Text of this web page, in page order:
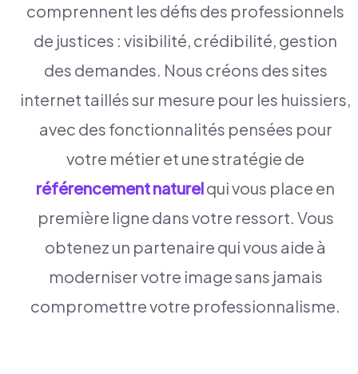
comprennent les défis des professionnels
de justices : visibilité, crédibilité, gestion
des demandes. Nous créons des sites
internet taillés sur mesure pour les huissiers,
avec des fonctionnalités pensées pour
votre métier et une stratégie de
référencement naturelqui vous place en
première ligne dans votre ressort. Vous
obtenez un partenaire qui vous aide à
moderniser votre image sans jamais
compromettre votre professionnalisme.